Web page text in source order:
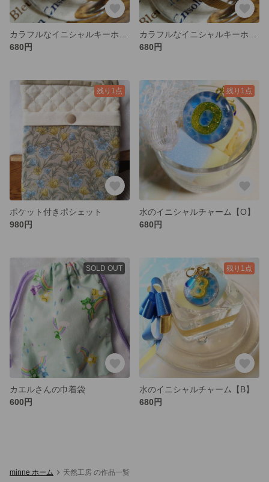
680円
680円
残り1点
ポケット付きポシェット
980円
残り1点
水のイニシャルチャーム【O】
680円
SOLD OUT
カエルさんの巾着袋
600円
残り1点
水のイニシャルチャーム【B】
680円
minne ホーム 天然工房 の作品一覧